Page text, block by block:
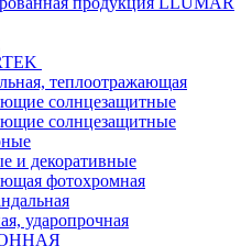
теплоотражающая
солнцезащитные
солнцезащитные
и декоративные
фотохромная
ударопрочная